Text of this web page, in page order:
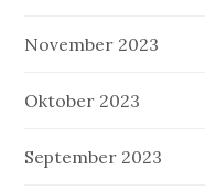
November 2023
Oktober 2023
September 2023